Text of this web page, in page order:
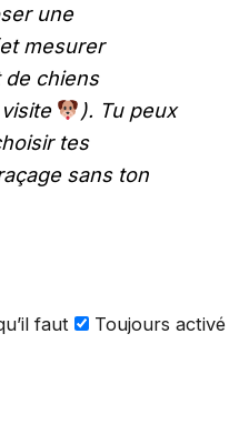
une
mesurer
de chiens
). Tu peux
tes
sans ton
faut Toujours activé